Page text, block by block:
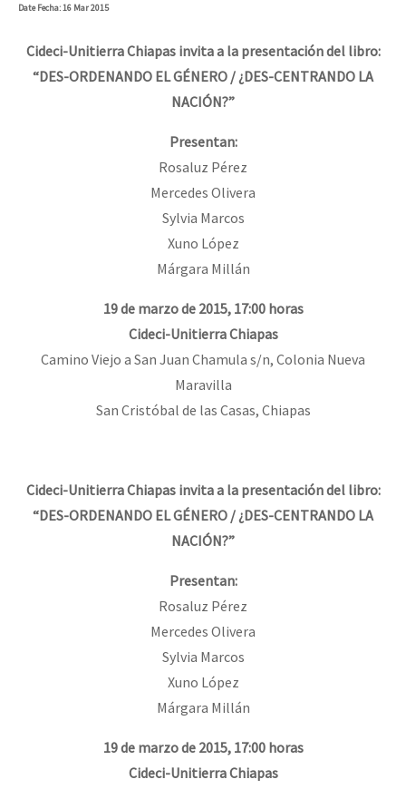
DateFecha: 16 Mar 2015
Cideci-Unitierra Chiapas invita a la presentación del libro:
“DES-ORDENANDO EL GÉNERO / ¿DES-CENTRANDO LA
NACIÓN?”
Presentan:
Rosaluz Pérez
Mercedes Olivera
Sylvia Marcos
Xuno López
Márgara Millán
19 de marzo de 2015, 17:00 horas
Cideci-Unitierra Chiapas
Camino Viejo a San Juan Chamula s/n, Colonia Nueva
Maravilla
San Cristóbal de las Casas, Chiapas
Cideci-Unitierra Chiapas invita a la presentación del libro:
“DES-ORDENANDO EL GÉNERO / ¿DES-CENTRANDO LA
NACIÓN?”
Presentan:
Rosaluz Pérez
Mercedes Olivera
Sylvia Marcos
Xuno López
Márgara Millán
19 de marzo de 2015, 17:00 horas
Cideci-Unitierra Chiapas